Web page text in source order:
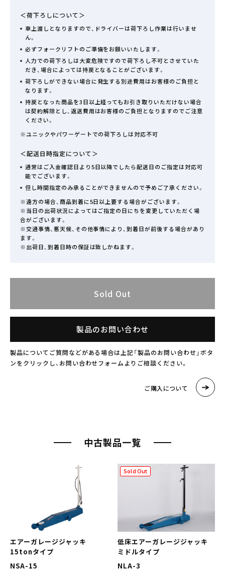
＜荷下ろしについて＞
車上渡しとなりますので、ドライバーは荷下ろし作業は行いませ
ん。
必ずフォークリフトのご準備をお願いいたします。
人力での荷下ろしは大変危険ですので荷下ろし不可とさせていた
だき、場合によっては持戻となることがございます。
荷下ろしができない場合に発生する別途費用はお客様のご負担と
なります。
持戻となった商品を3日以上経ってもお引き取りいただけない場合
は契約解除とし、返送費用はお客様のご負担となりますのでご注意
ください。
※ユニックやパワーゲートでの荷下ろしは対応不可
＜配送日時指定について＞
通常はご入金確認日より5日以降でしたら配送日のご指定は対応可
能でございます。
但し時間指定のみ承ることができませんので予めご了承ください。
※遠方の場合、商品到着に5日以上要する場合がございます。
※当日の出荷状況によってはご指定の日にちを変更していただく場
合がございます。
※交通事情、悪天候、その他事情により、到着日が前後する場合があり
ます。
※出荷日、到着日時の保証は致しかねます。
Sold Out
製品のお問い合わせ
製品についてご質問などがある場合は上記「製品のお問い合わせ」ボタ
ンをクリックし、お問い合わせフォームよりご相談ください。
ご購入について
中古製品一覧
エアーガレージジャッキ
15tonタイプ
NSA-15
Sold Out
低床エアーガレージジャッキ
ミドルタイプ
NLA-3